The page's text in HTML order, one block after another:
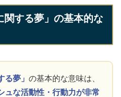
関する夢」の基本的な
る夢」の基本的な意味は、
ュな活動性・行動力が非常